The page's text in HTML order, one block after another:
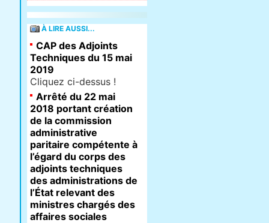
À LIRE AUSSI...
CAP des Adjoints
Techniques du 15 mai
2019
Cliquez ci-dessus !
Arrêté du 22 mai
2018 portant création
de la commission
administrative
paritaire compétente à
l’égard du corps des
adjoints techniques
des administrations de
l’État relevant des
ministres chargés des
affaires sociales